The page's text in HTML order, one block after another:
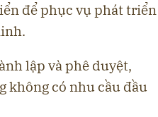
để phục vụ phát triển
lập và phê duyệt,
không có nhu cầu đầu